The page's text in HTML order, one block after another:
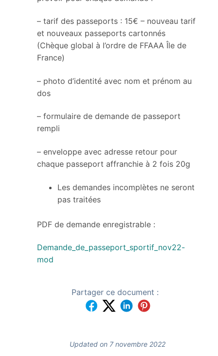
– tarif des passeports : 15€ – nouveau tarif
et nouveaux passeports cartonnés
(Chèque global à l’ordre de FFAAA Île de
France)
– photo d’identité avec nom et prénom au
dos
– formulaire de demande de passeport
rempli
– enveloppe avec adresse retour pour
chaque passeport affranchie à 2 fois 20g
Les demandes incomplètes ne seront
pas traitées
PDF de demande enregistrable :
Demande_de_passeport_sportif_nov22-
mod
Partager ce document :
Updated on 7 novembre 2022